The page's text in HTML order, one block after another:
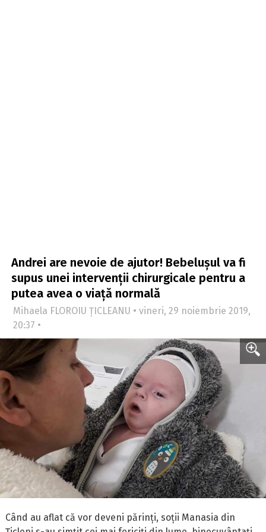
Andrei are nevoie de ajutor! Bebelușul va fi
supus unei intervenții chirurgicale pentru a
putea avea o viață normală
Mihaela FLOROIU ȚICLEANU • vineri, 29 noiembrie 2019,
20:37 •
Când au aflat că vor deveni părinți, soții Manasia din